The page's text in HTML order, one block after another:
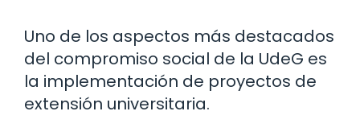
Uno de los aspectos más destacados
del compromiso social de la UdeG es
la implementación de proyectos de
extensión universitaria.